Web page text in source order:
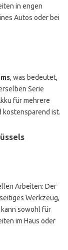
in engen
Autos oder bei
, was bedeutet,
Serie
für mehrere
kostensparend ist.
Arbeiten: Der
Werkzeug,
sowohl für
im Haus oder